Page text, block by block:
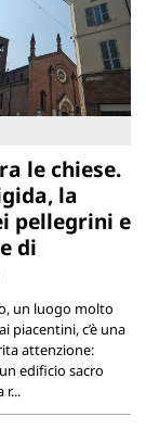
le chiese.
la
pellegrini e
di
un luogo molto
piacentini, c’è una
attenzione:
edificio sacro
r...